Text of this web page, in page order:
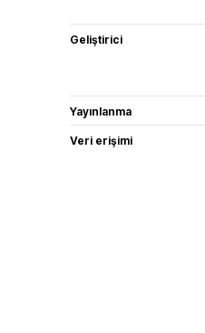
Geliştirici
Yayınlanma
Veri erişimi